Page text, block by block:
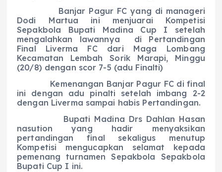
Banjar Pagur FC yang di manageri
Dodi Martua ini menjuarai Kompetisi
Sepakbola Bupati Madina Cup I setelah
mengalahkan lawannya di Pertandingan
Final Liverma FC dari Maga Lombang
Kecamatan Lembah Sorik Marapi, Minggu
(20/8) dengan scor 7-5 (adu Finalti)
Kemenangan Banjar Pagur FC di final
ini dengan adu pinalti setelah imbang 2-2
dengan Liverma sampai habis Pertandingan.
Bupati Madina Drs Dahlan Hasan
nasution yang hadir menyaksikan
pertandingan final sekaligus menutup
Kompetisi mengucapkan selamat kepada
pemenang turnamen Sepakbola Sepakbola
Bupati Cup I ini.